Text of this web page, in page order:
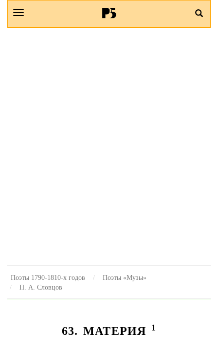
Поэты 1790-1810-х годов
Поэты «Музы»
П. А. Словцов
63. МАТЕРИЯ 1